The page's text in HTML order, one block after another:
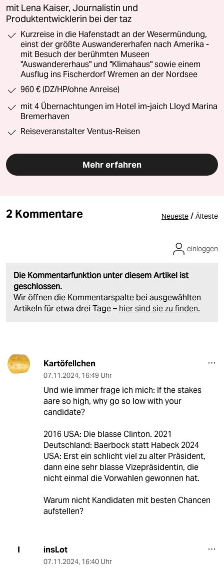
mit Lena Kaiser, Journalistin und
Produktentwicklerin bei der taz
Kurzreise in die Hafenstadt an der Wesermündung,
einst der größte Auswandererhafen nach Amerika -
mit Besuch der berühmten Museen
"Auswandererhaus" und "Klimahaus" sowie einem
Ausflug ins Fischerdorf Wremen an der Nordsee
960 € (DZ/HP/ohne Anreise)
mit 4 Übernachtungen im Hotel im-jaich Lloyd Marina
Bremerhaven
Reiseveranstalter Ventus-Reisen
Mehr erfahren
2 Kommentare Neueste / Älteste
Die Kommentarfunktion unter diesem Artikel ist
geschlossen.
Wir öffnen die Kommentarspalte bei ausgewählten
Artikeln für etwa drei Tage – hier sind sie zu finden.
einloggen
Kartöfellchen
07.11.2024, 16:49 Uhr
Und wie immer frage ich mich: If the stakes
aare so high, why go so low with your
candidate?
2016 USA: Die blasse Clinton. 2021
Deutschland: Baerbock statt Habeck 2024
USA: Erst ein schlicht viel zu alter Präsident,
dann eine sehr blasse Vizepräsidentin, die
nicht einmal die Vorwahlen gewonnen hat.
Warum nicht Kandidaten mit besten Chancen
aufstellen?
I insLot
07.11.2024, 16:40 Uhr